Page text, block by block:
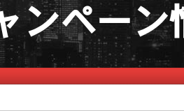
ンペーン